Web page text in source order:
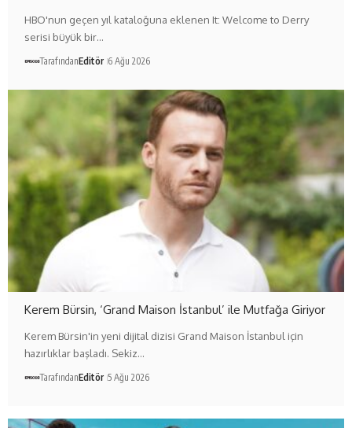
HBO'nun geçen yıl kataloğuna eklenen It: Welcome to Derry
serisi büyük bir…
TarafındanEditör 6 Ağu 2026
Kerem Bürsin, ‘Grand Maison İstanbul’ ile Mutfağa Giriyor
Kerem Bürsin'in yeni dijital dizisi Grand Maison İstanbul için
hazırlıklar başladı. Sekiz…
TarafındanEditör 5 Ağu 2026